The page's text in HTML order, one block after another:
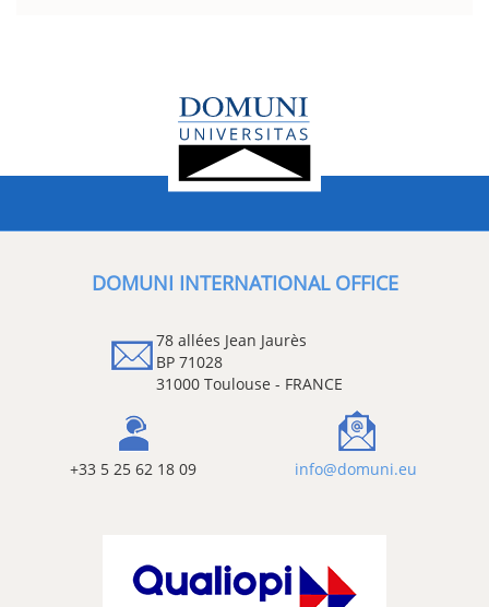
DOMUNI INTERNATIONAL OFFICE
78 allées Jean Jaurès
BP 71028
31000 Toulouse - FRANCE
+33 5 25 62 18 09 info@domuni.eu